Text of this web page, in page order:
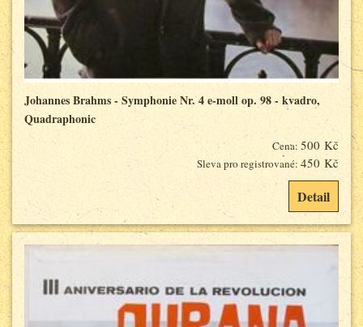
Johannes Brahms - Symphonie Nr. 4 e-moll op. 98 - kvadro,
Quadraphonic
Cena: 500 Kč
Sleva pro registrované: 450 Kč
Detail